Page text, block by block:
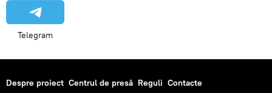
Telegram
Despre proiect Centrul de presă Reguli Contacte